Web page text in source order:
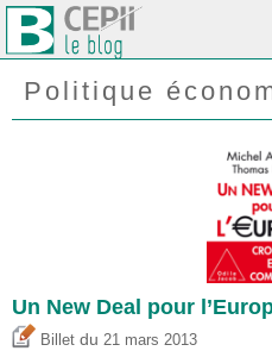
Politique
Un New Deal pour
Billet du 21 mars 2013